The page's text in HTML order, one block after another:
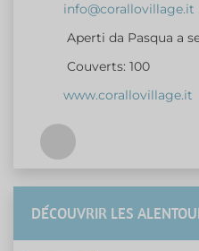
info@corallovillage.it
Aperti da Pasqua a
Couverts: 100
www.corallovillage.it
DÉCOUVRIR LES